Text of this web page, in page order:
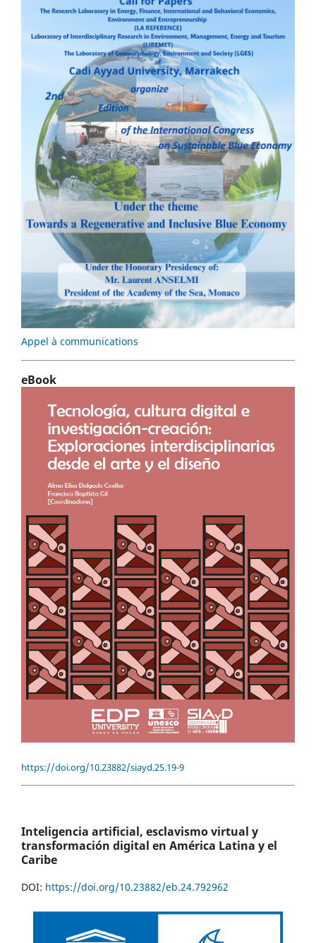
Appel à communications
eBook
https://doi.org/10.23882/siayd.25.19-9
Inteligencia artificial, esclavismo virtual y
transformación digital en América Latina y el
Caribe
DOI: https://doi.org/10.23882/eb.24.792962